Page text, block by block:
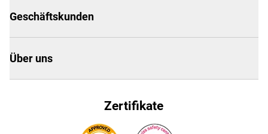
Geschäftskunden
Über uns
Zertifikate